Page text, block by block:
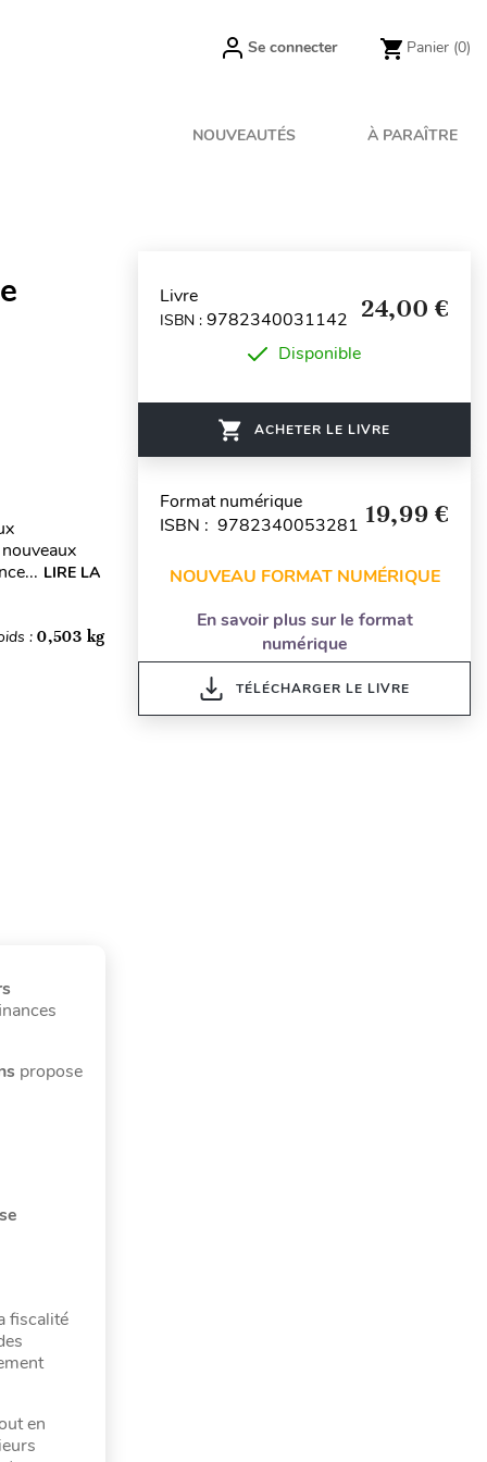
Se connecter Panier (0)
NOUVEAUTÉS À PARAÎTRE
LIRE LA
:0,503 kg
propose
se
fiscalité
en
Livre
ISBN : 9782340031142 24,00 €
Disponible
ACHETER LE LIVRE
Format numérique
ISBN : 9782340053281 19,99 €
NOUVEAU FORMAT NUMÉRIQUE
En savoir plus sur le format
numérique
TÉLÉCHARGER LE LIVRE